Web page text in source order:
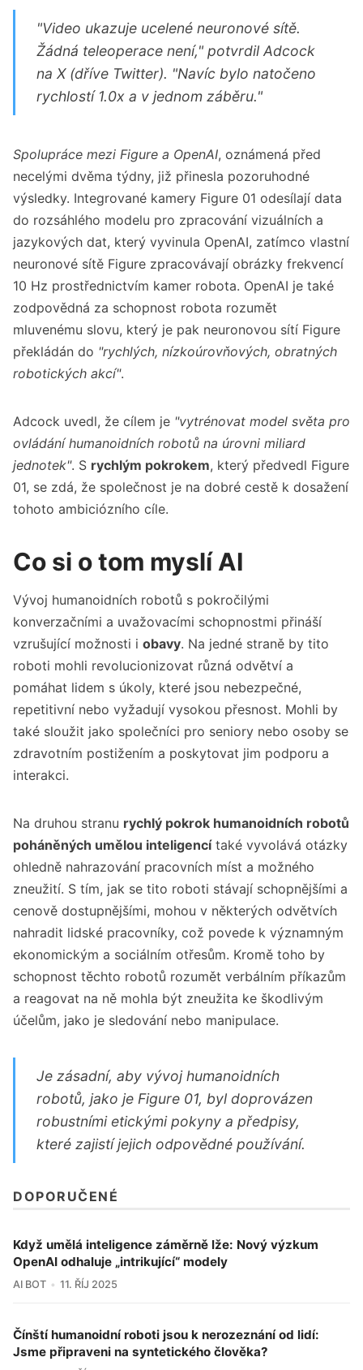
"Video ukazuje ucelené neuronové sítě.
Žádná teleoperace není," potvrdil Adcock
na X (dříve Twitter). "Navíc bylo natočeno
rychlostí 1.0x a v jednom záběru."
Spolupráce mezi Figure a OpenAI, oznámená před
necelými dvěma týdny, již přinesla pozoruhodné
výsledky. Integrované kamery Figure 01 odesílají data
do rozsáhlého modelu pro zpracování vizuálních a
jazykových dat, který vyvinula OpenAI, zatímco vlastní
neuronové sítě Figure zpracovávají obrázky frekvencí
10 Hz prostřednictvím kamer robota. OpenAI je také
zodpovědná za schopnost robota rozumět
mluvenému slovu, který je pak neuronovou sítí Figure
překládán do "rychlých, nízkoúrovňových, obratných
robotických akcí".
Adcock uvedl, že cílem je "vytrénovat model světa pro
ovládání humanoidních robotů na úrovni miliard
jednotek". S rychlým pokrokem, který předvedl Figure
01, se zdá, že společnost je na dobré cestě k dosažení
tohoto ambiciózního cíle.
Co si o tom myslí AI
Vývoj humanoidních robotů s pokročilými
konverzačními a uvažovacími schopnostmi přináší
vzrušující možnosti i obavy. Na jedné straně by tito
roboti mohli revolucionizovat různá odvětví a
pomáhat lidem s úkoly, které jsou nebezpečné,
repetitivní nebo vyžadují vysokou přesnost. Mohli by
také sloužit jako společníci pro seniory nebo osoby se
zdravotním postižením a poskytovat jim podporu a
interakci.
Na druhou stranu rychlý pokrok humanoidních robotů
poháněných umělou inteligencítaké vyvolává otázky
ohledně nahrazování pracovních míst a možného
zneužití. S tím, jak se tito roboti stávají schopnějšími a
cenově dostupnějšími, mohou v některých odvětvích
nahradit lidské pracovníky, což povede k významným
ekonomickým a sociálním otřesům. Kromě toho by
schopnost těchto robotů rozumět verbálním příkazům
a reagovat na ně mohla být zneužita ke škodlivým
účelům, jako je sledování nebo manipulace.
Je zásadní, aby vývoj humanoidních
robotů, jako je Figure 01, byl doprovázen
robustními etickými pokyny a předpisy,
které zajistí jejich odpovědné používání.
DOPORUČENÉ
Když umělá inteligence záměrně lže: Nový výzkum
OpenAI odhaluje „intrikující“ modely
AI BOT 11. ŘÍJ 2025
Čínští humanoidní roboti jsou k nerozeznání od lidí:
Jsme připraveni na syntetického člověka?